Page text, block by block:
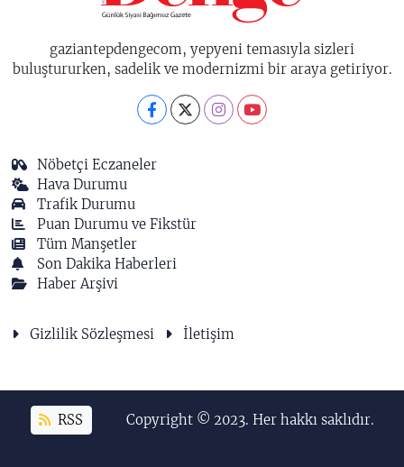
gaziantepdengecom, yepyeni temasıyla sizleri
buluştururken, sadelik ve modernizmi bir araya getiriyor.
Nöbetçi Eczaneler
Hava Durumu
Trafik Durumu
Puan Durumu ve Fikstür
Tüm Manşetler
Son Dakika Haberleri
Haber Arşivi
Gizlilik Sözleşmesi İletişim
RSS Copyright © 2023. Her hakkı saklıdır.